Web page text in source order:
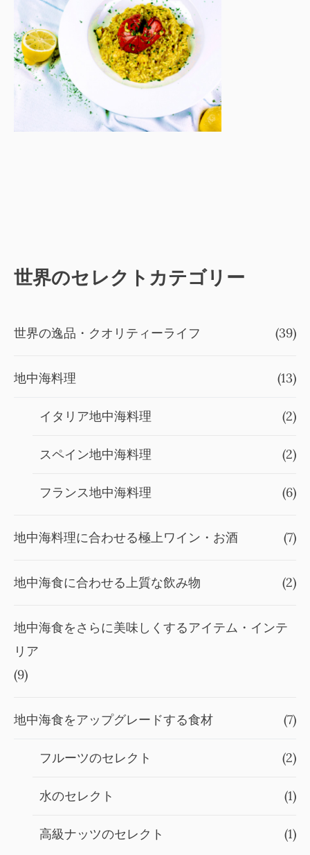
世界のセレクトカテゴリー
世界の逸品・クオリティーライフ (39)
地中海料理 (13)
イタリア地中海料理 (2)
スペイン地中海料理 (2)
フランス地中海料理 (6)
地中海料理に合わせる極上ワイン・お酒 (7)
地中海食に合わせる上質な飲み物 (2)
地中海食をさらに美味しくするアイテム・インテ
リア
(9)
地中海食をアップグレードする食材 (7)
フルーツのセレクト (2)
水のセレクト (1)
高級ナッツのセレクト (1)